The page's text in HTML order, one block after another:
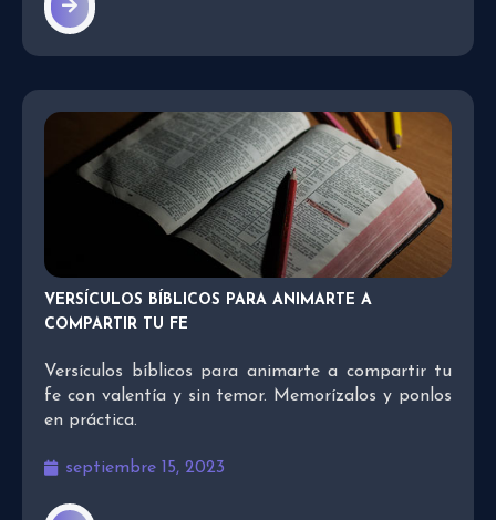
VERSÍCULOS BÍBLICOS PARA ANIMARTE A
COMPARTIR TU FE
Versículos bíblicos para animarte a compartir tu
fe con valentía y sin temor. Memorízalos y ponlos
en práctica.
septiembre 15, 2023